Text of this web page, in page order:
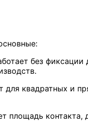
без фиксации
квадратных и
площадь контакта,